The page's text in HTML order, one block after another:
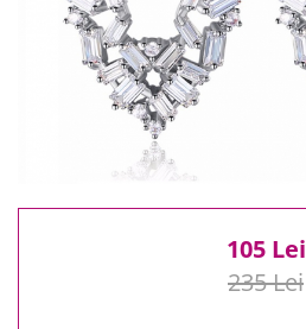
Cele mai votate
Cu video
0 Lei - 100 Lei
100 Lei - 200 Lei
200 Lei - 300 Lei
300 Lei - 500 Lei
105 Lei
235 Lei